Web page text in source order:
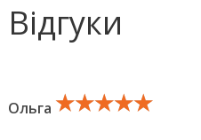
Відгуки
Ольга ★★★★★
★★★★★
★★★★★